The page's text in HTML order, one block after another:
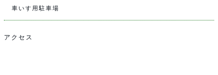
車いす用駐車場
アクセス